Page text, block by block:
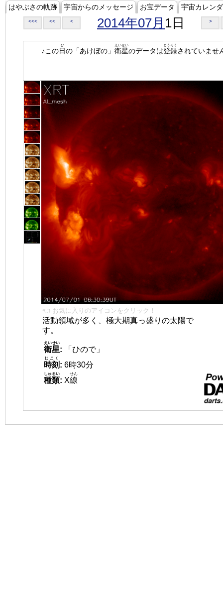
はやぶさの軌跡 宇宙からのメッセージ お宝データ 宇宙カレン
<<< << < 2014年07月 1日 >
♪この日
ひ
の「あけぼの」 衛星
えいせい
のデータは登録
とうろく
されていませ
👈 お気に入りのアイコンをクリック！
活動領域が多く、極大期真っ盛りの太陽で
す。
衛星
えいせい
:
「ひので」
時刻
じこく
: 6時30分
種類
しゅるい
: X線
せん